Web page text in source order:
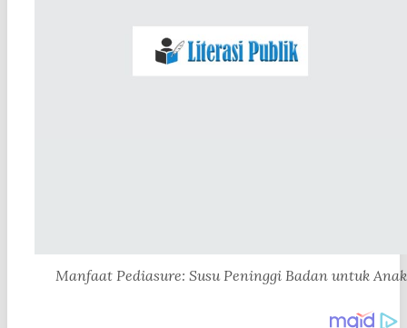
Manfaat Pediasure: Susu Peninggi Badan untuk Anak